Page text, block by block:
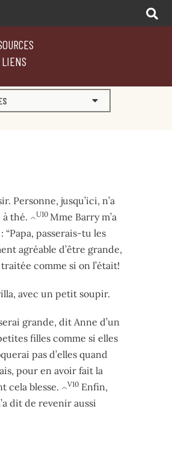
Personne, jusqu’ici, n’a
thé. ^
U10 Mme Barry m’a
passerais-tu les
agréable d’être grande,
comme si on l’était!
avec un petit soupir.
grande, dit Anne d’un
filles comme si elles
pas d’elles quand
pour en avoir fait la
cela blesse. ^
V10Enfin,
dit de revenir aussi